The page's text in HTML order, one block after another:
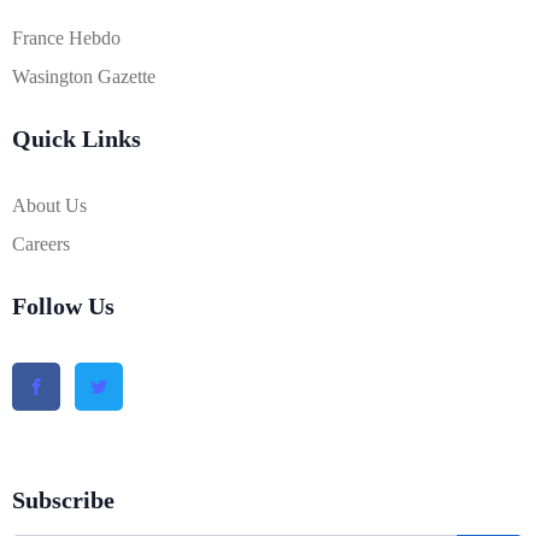
France Hebdo
Wasington Gazette
Quick Links
About Us
Careers
Follow Us
Subscribe